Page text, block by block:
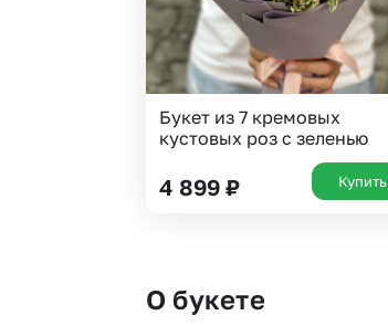
Букет из 7 кремовых
кустовых роз с зеленью
4 899 ₽ Купить
О букете